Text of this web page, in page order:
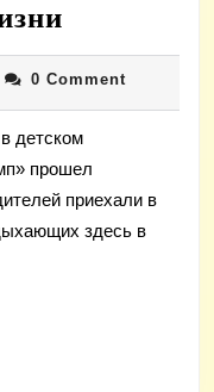
июня
2016
в
детском
0 Comment
детском
прошел
приехали в
здесь в